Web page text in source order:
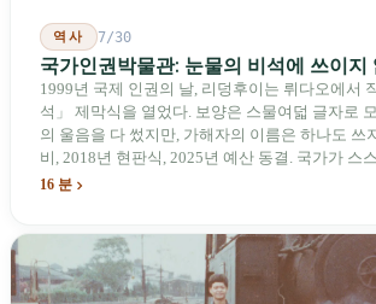
역사 7/30
국가인권박물관: 눈물의 비석에 쓰이지
1999년 국제 인권의 날, 리덩후이는 뤼다오에서
석」 제막식을 열었다. 보양은 스물여덟 글자로
의 울음을 다 썼지만, 가해자의 이름은 하나도 쓰
비, 2018년 현판식, 2025년 예산 동결. 국가가 스
념하기 위해 스스로 세운 박물관. 계엄 해제 39년
16 분